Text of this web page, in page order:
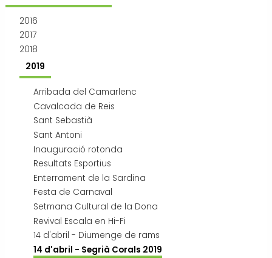
2016
2017
2018
2019
Arribada del Camarlenc
Cavalcada de Reis
Sant Sebastià
Sant Antoni
Inauguració rotonda
Resultats Esportius
Enterrament de la Sardina
Festa de Carnaval
Setmana Cultural de la Dona
Revival Escala en Hi-Fi
14 d'abril - Diumenge de rams
14 d'abril - Segrià Corals 2019